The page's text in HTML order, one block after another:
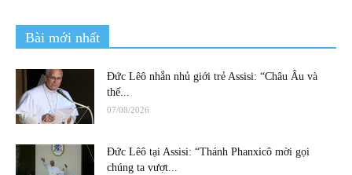
Bài mới nhất
Đức Lêô nhắn nhủ giới trẻ Assisi: “Châu Âu và
thế...
07/08/2026
Đức Lêô tại Assisi: “Thánh Phanxicô mời gọi
chúng ta vượt...